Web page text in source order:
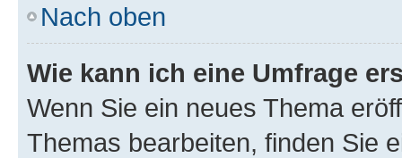
Nach oben
Wie kann ich eine Umfrage
Wenn Sie ein neues Thema
Themas bearbeiten, finden Sie